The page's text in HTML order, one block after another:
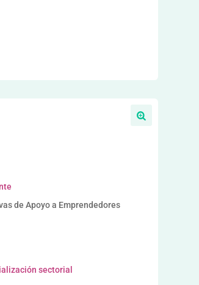
de Apoyo a Emprendedores
sectorial